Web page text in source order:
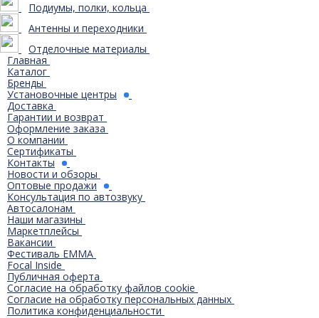
Подиумы, полки, кольца
Антенны и переходники
Отделочные материалы
Главная
Каталог
Бренды
Установочные центры
Доставка
Гарантии и возврат
Оформление заказа
О компании
Сертификаты
Контакты
Новости и обзоры
Оптовые продажи
Консультация по автозвуку
Автосалонам
Наши магазины
Маркетплейсы
Вакансии
Фестиваль EMMA
Focal Inside
Публичная оферта
Согласие на обработку файлов cookie
Согласие на обработку персональных данных
Политика конфиденциальности